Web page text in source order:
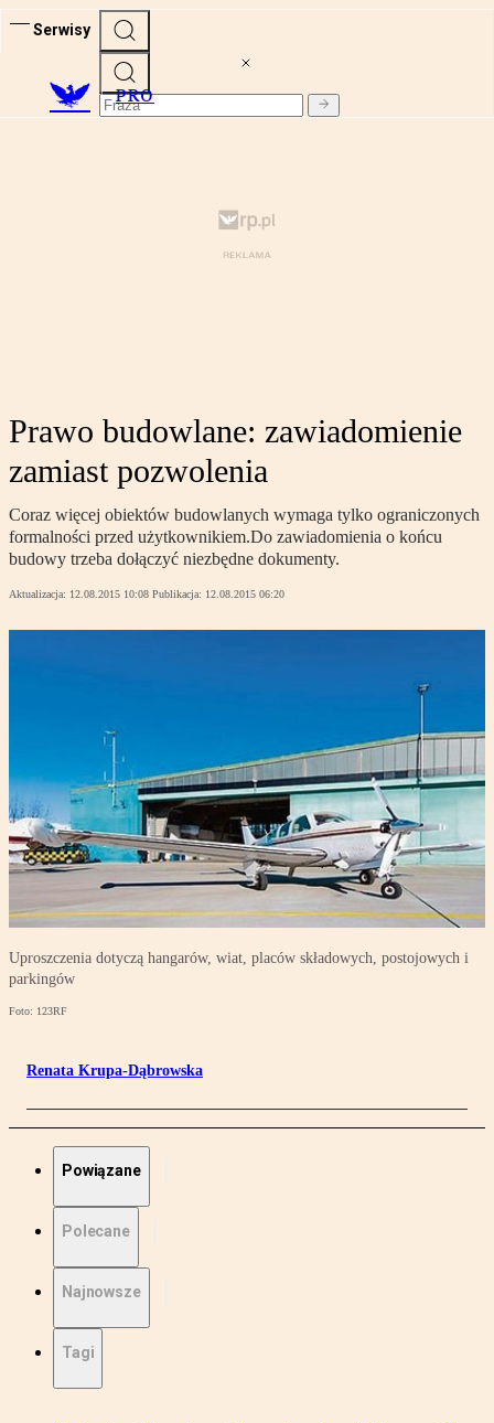
Serwisy
PRO
Prawo budowlane: zawiadomienie
zamiast pozwolenia
Coraz więcej obiektów budowlanych wymaga tylko ograniczonych
formalności przed użytkownikiem.Do zawiadomienia o końcu
budowy trzeba dołączyć niezbędne dokumenty.
Aktualizacja: 12.08.2015 10:08 Publikacja: 12.08.2015 06:20
Uproszczenia dotyczą hangarów, wiat, placów składowych, postojowych i
parkingów
Foto: 123RF
Renata Krupa-Dąbrowska
Powiązane
Polecane
Najnowsze
Tagi